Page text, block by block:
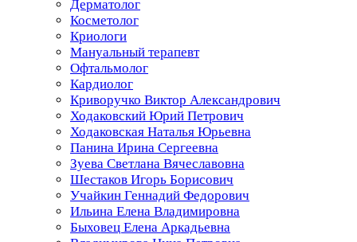
Дерматолог
Косметолог
Криологи
Мануальный терапевт
Офтальмолог
Кардиолог
Криворучко Виктор Александрович
Ходаковский Юрий Петрович
Ходаковская Наталья Юрьевна
Панина Ирина Сергеевна
Зуева Светлана Вячеславовна
Шестаков Игорь Борисович
Учайкин Геннадий Федорович
Ильина Елена Владимировна
Быховец Елена Аркадьевна